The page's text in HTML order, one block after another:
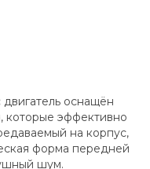
двигатель оснащён
которые эффективно
на корпус,
форма передней
шум.